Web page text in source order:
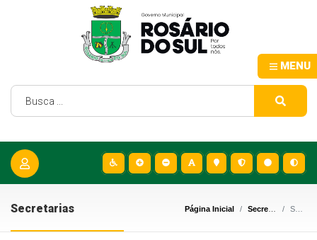
MENU
Secretarias Página Inicial Secretarias Secretaria Municipal de Estradas de Rodagem